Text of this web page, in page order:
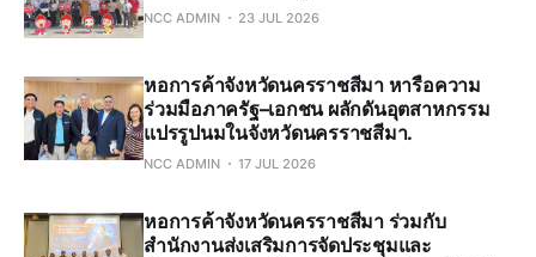
NCC ADMIN 23 JUL 2026
หอการค้าจังหวัดนครราชสีมา หารือความ
ร่วมมือภาครัฐ–เอกชน ผลักดันอุตสาหกรรม
แปรรูปนมในจังหวัดนครราชสีมา.
NCC ADMIN 17 JUL 2026
หอการค้าจังหวัดนครราชสีมา ร่วมกับ
สำนักงานส่งเสริมการจัดประชุมและ